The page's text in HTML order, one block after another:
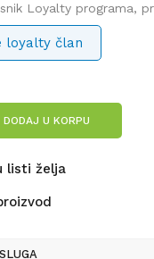
Loyalty programa,
loyalty član
DODAJ U KORPU
listi želja